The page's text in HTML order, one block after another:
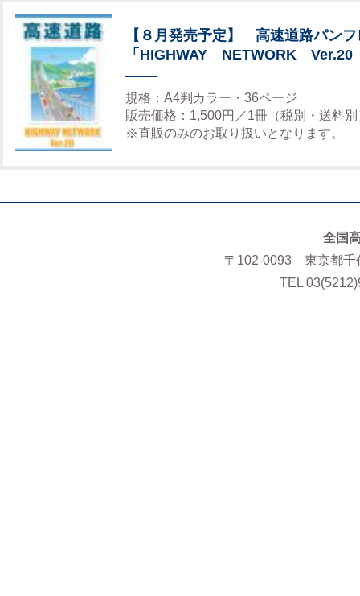
【８月発売予定】 高速道路パンフ
「HIGHWAY NETWORK Ver.20
規格：A4判カラー・36ページ
販売価格：1,500円／1冊（税別・送料別
※直販のみのお取り扱いとなります。
全国
〒102-0093 東京都千
TEL